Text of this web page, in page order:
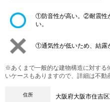
①防音性が高い。②耐震性
い。
①通気性が低いため、結露
※あくまで一般的な建物構造に対する
いケースもありますので、詳細は不動
住所 大阪府大阪市住吉